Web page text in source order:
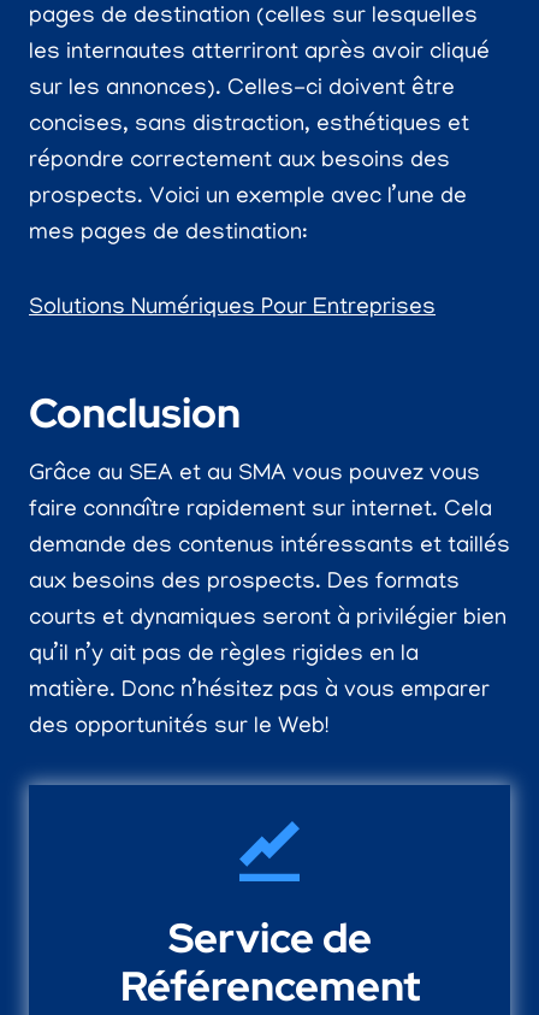
pages de destination (celles sur lesquelles
les internautes atterriront après avoir cliqué
sur les annonces). Celles-ci doivent être
concises, sans distraction, esthétiques et
répondre correctement aux besoins des
prospects. Voici un exemple avec l’une de
mes pages de destination:
Solutions Numériques Pour Entreprises
Conclusion
Grâce au SEA et au SMA vous pouvez vous
faire connaître rapidement sur internet. Cela
demande des contenus intéressants et taillés
aux besoins des prospects. Des formats
courts et dynamiques seront à privilégier bien
qu’il n’y ait pas de règles rigides en la
matière. Donc n’hésitez pas à vous emparer
des opportunités sur le Web!
Service de
Référencement